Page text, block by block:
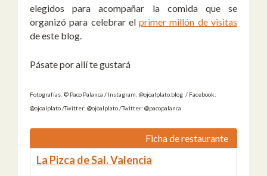
elegidos para acompañar la comida que se
organizó para celebrar elprimer millón de visitas
de este blog.
Pásate por allí te gustará
Fotografías: © Paco Palanca / Instagram: @ojoalplato.blog / Facebook:
@ojoalplato /Twitter: @ojoalplato /Twitter: @pacopalanca
Ficha de restaurante
La Pizca de Sal. Valencia